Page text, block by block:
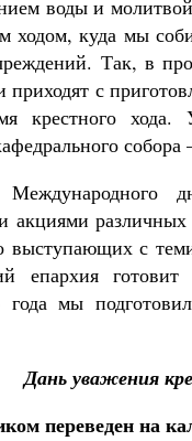
воды и
ходом, куда мы
Так, в
с
крестного хода.
Международного
акциями
выступающих с
епархия
мы
Дань уважения
переведен на